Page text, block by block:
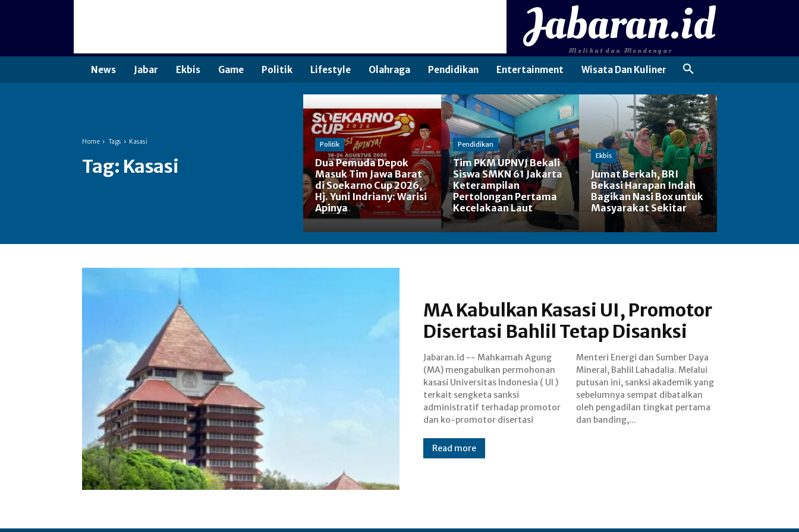
Jabaran.id
Melihat dan Mendengar
News Jabar Ekbis Game Politik Lifestyle Olahraga Pendidikan Entertainment Wisata Dan Kuliner
Home Tags Kasasi
Tag: Kasasi
Politik
Dua Pemuda Depok
Masuk Tim Jawa Barat
di Soekarno Cup 2026,
Hj. Yuni Indriany: Warisi
Apinya
Pendidikan
Tim PKM UPNVJ Bekali
Siswa SMKN 61 Jakarta
Keterampilan
Pertolongan Pertama
Kecelakaan Laut
Ekbis
Jumat Berkah, BRI
Bekasi Harapan Indah
Bagikan Nasi Box untuk
Masyarakat Sekitar
MA Kabulkan Kasasi UI, Promotor
Disertasi Bahlil Tetap Disanksi
Jabaran.id -- Mahkamah Agung
(MA) mengabulkan permohonan
kasasi Universitas Indonesia ( UI )
terkait sengketa sanksi
administratif terhadap promotor
dan ko-promotor disertasi
Menteri Energi dan Sumber Daya
Mineral, Bahlil Lahadalia. Melalui
putusan ini, sanksi akademik yang
sebelumnya sempat dibatalkan
oleh pengadilan tingkat pertama
dan banding,...
Read more